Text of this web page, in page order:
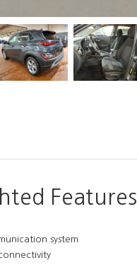
Features
system